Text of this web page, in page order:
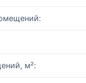
м²: